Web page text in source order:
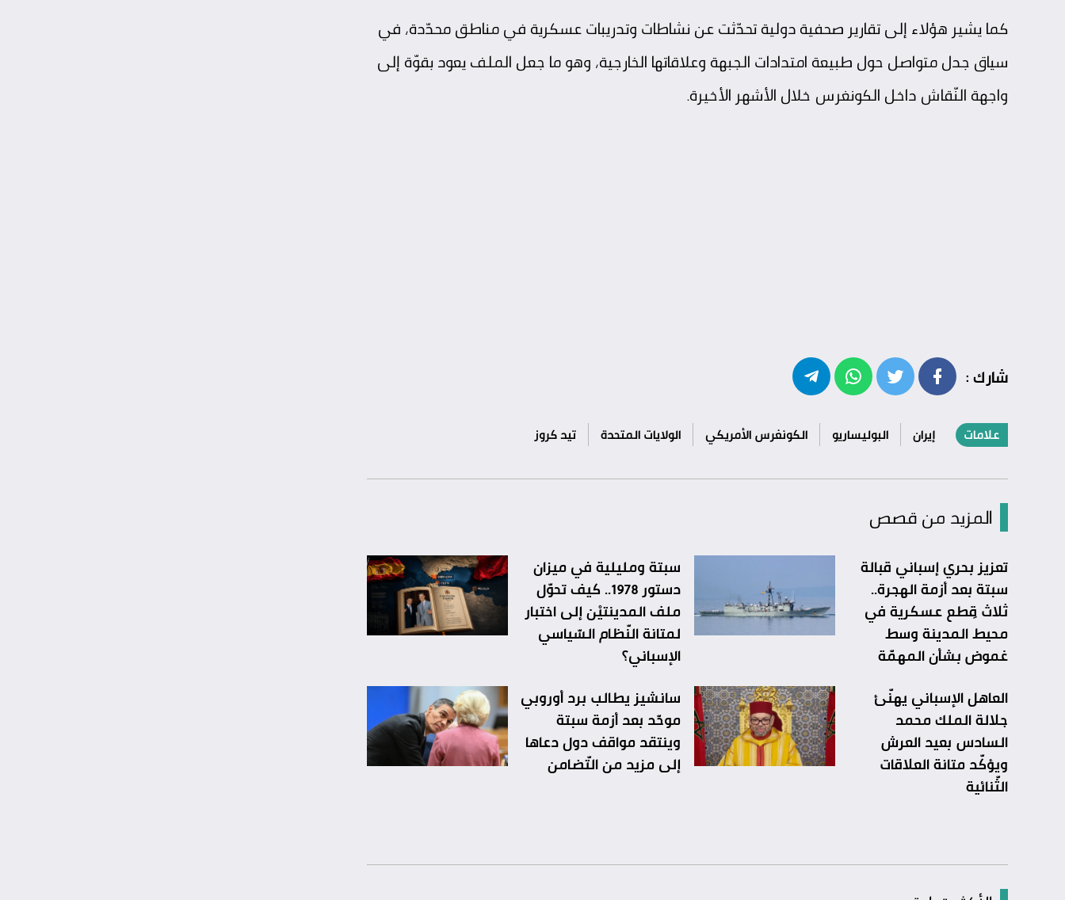
كما يشير هؤلاء إلى تقارير صحفية دولية تحدّثت عن نشاطات وتدريبات عسكرية في مناطق محدّدة، في
سياق جدل متواصل حول طبيعة امتدادات الجبهة وعلاقاتها الخارجية، وهو ما جعل الملف يعود بقوّة إلى
واجهة النّقاش داخل الكونغرس خلال الأشهر الأخيرة.
شارك :
علامات إيران البوليساريو الكونغرس الأمريكي الولايات المتحدة تيد كروز
المزيد من قصص
تعزيز بحري إسباني قبالة
سبتة بعد أزمة الهجرة..
ثلاث قِطع عسكرية في
محيط المدينة وسط
غموض بشأن المهمّة
سبتة ومليلية في ميزان
دستور 1978.. كيف تحوّل
ملف المدينتيْن إلى اختبار
لمتانة النّظام السّياسي
الإسباني؟
العاهل الإسباني يهنّئ
جلالة الملك محمد
السادس بعيد العرش
ويؤكّد متانة العلاقات
الثّنائية
سانشيز يطالب برد أوروبي
موحّد بعد أزمة سبتة
وينتقد مواقف دول دعاها
إلى مزيد من التّضامن